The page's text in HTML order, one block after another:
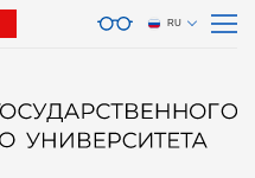
RU